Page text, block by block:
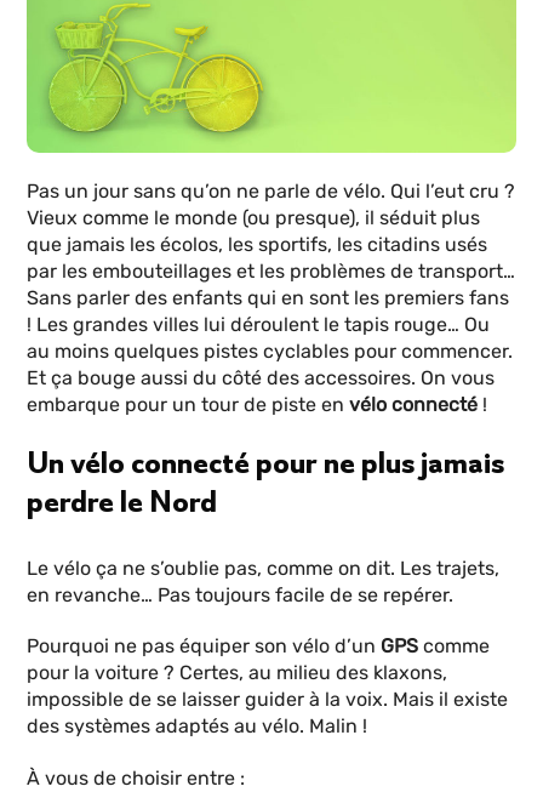
Pas un jour sans qu’on ne parle de vélo. Qui l’eut cru ?
Vieux comme le monde (ou presque), il séduit plus
que jamais les écolos, les sportifs, les citadins usés
par les embouteillages et les problèmes de transport…
Sans parler des enfants qui en sont les premiers fans
! Les grandes villes lui déroulent le tapis rouge… Ou
au moins quelques pistes cyclables pour commencer.
Et ça bouge aussi du côté des accessoires. On vous
embarque pour un tour de piste envélo connecté !
Un vélo connecté pour ne plus jamais
perdre le Nord
Le vélo ça ne s’oublie pas, comme on dit. Les trajets,
en revanche… Pas toujours facile de se repérer.
Pourquoi ne pas équiper son vélo d’un GPScomme
pour la voiture ? Certes, au milieu des klaxons,
impossible de se laisser guider à la voix. Mais il existe
des systèmes adaptés au vélo. Malin !
À vous de choisir entre :